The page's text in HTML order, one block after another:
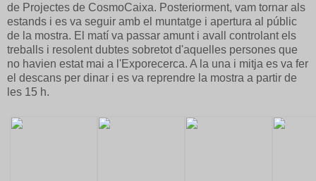
de Projectes de CosmoCaixa. Posteriorment, vam tornar als
estands i es va seguir amb el muntatge i apertura al públic
de la mostra. El matí va passar amunt i avall controlant els
treballs i resolent dubtes sobretot d'aquelles persones que
no havien estat mai a l'Exporecerca. A la una i mitja es va fer
el descans per dinar i es va reprendre la mostra a partir de
les 15 h.